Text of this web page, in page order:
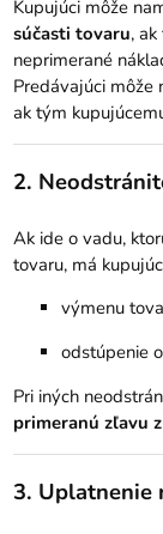
Kupujúci môže
súčasti tovaru,
neprimerané
Predávajúci môže
ak tým
2.
Ak ide o vadu,
tovaru, má
výmenu
odstúpenie
Pri iných
primeranú zľavu
3. Uplatnenie